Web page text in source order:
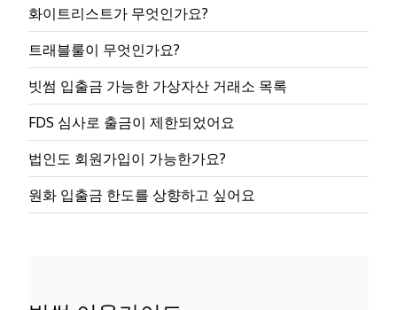
화이트리스트가 무엇인가요?
트래블룰이 무엇인가요?
빗썸 입출금 가능한 가상자산 거래소 목록
FDS 심사로 출금이 제한되었어요
법인도 회원가입이 가능한가요?
원화 입출금 한도를 상향하고 싶어요